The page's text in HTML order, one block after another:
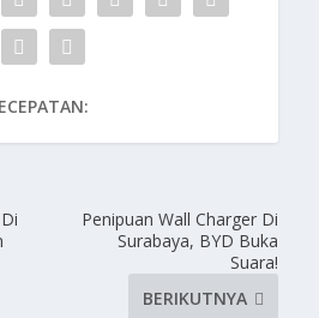
Penipuan Wall Charger Di
Surabaya, BYD Buka
Suara!
BERIKUTNYA